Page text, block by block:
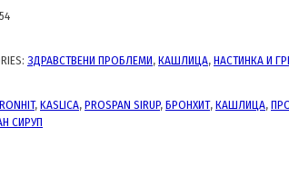
ЗДРАВСТВЕНИ ПРОБЛЕМИ, КАШЛИЦА, НАСТИНКА И
, KASLICA, PROSPAN SIRUP, БРОНХИТ, КАШЛИЦА,
СИРУП